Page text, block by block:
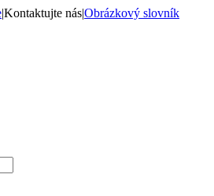
|Kontaktujte nás|Obrázkový slovník